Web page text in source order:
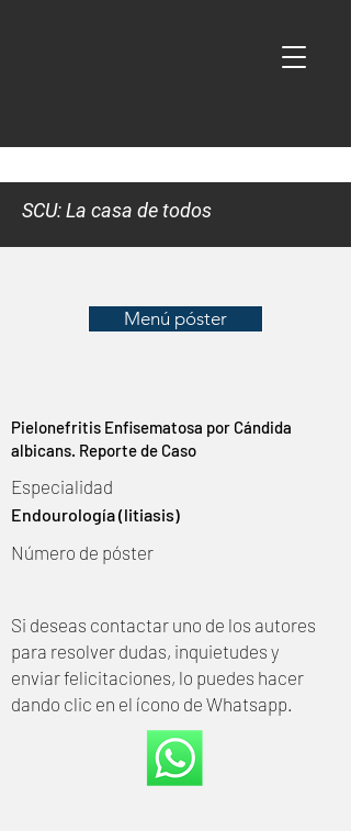
SCU: La casa de todos
Menú póster
Pielonefritis Enfisematosa por Cándida
albicans. Reporte de Caso
Especialidad
Endourología (litiasis)
Número de póster
Si deseas contactar uno de los autores
para resolver dudas, inquietudes y
enviar felicitaciones, lo puedes hacer
dando clic en el ícono de Whatsapp.